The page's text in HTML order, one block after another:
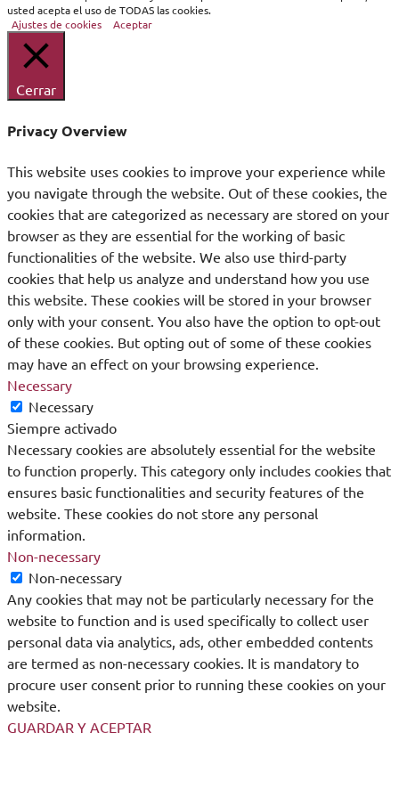
usted acepta el uso de TODAS las cookies.
Ajustes de cookies
Aceptar
Cerrar
Privacy Overview
This website uses cookies to improve your experience while
you navigate through the website. Out of these cookies, the
cookies that are categorized as necessary are stored on your
browser as they are essential for the working of basic
functionalities of the website. We also use third-party
cookies that help us analyze and understand how you use
this website. These cookies will be stored in your browser
only with your consent. You also have the option to opt-out
of these cookies. But opting out of some of these cookies
may have an effect on your browsing experience.
Necessary
Necessary
Siempre activado
Necessary cookies are absolutely essential for the website
to function properly. This category only includes cookies that
ensures basic functionalities and security features of the
website. These cookies do not store any personal
information.
Non-necessary
Non-necessary
Any cookies that may not be particularly necessary for the
website to function and is used specifically to collect user
personal data via analytics, ads, other embedded contents
are termed as non-necessary cookies. It is mandatory to
procure user consent prior to running these cookies on your
website.
GUARDAR Y ACEPTAR